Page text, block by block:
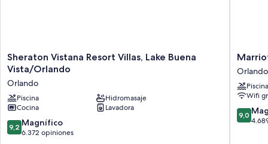
Sheraton
Vistana
Resort
Villas,
Lake
Buena
Vista/Orlando
Orlando
Sheraton Vistana Resort Villas, Lake Buena
Vista/Orlando
Orlando
Piscina
Hidromasaje
Cocina
Lavadora
9.2
de
9,2 Magnífico
6.372 opiniones
Grande
Vista
Orlando
Orlando
Piscina
Wifi
9.0
de
9,0